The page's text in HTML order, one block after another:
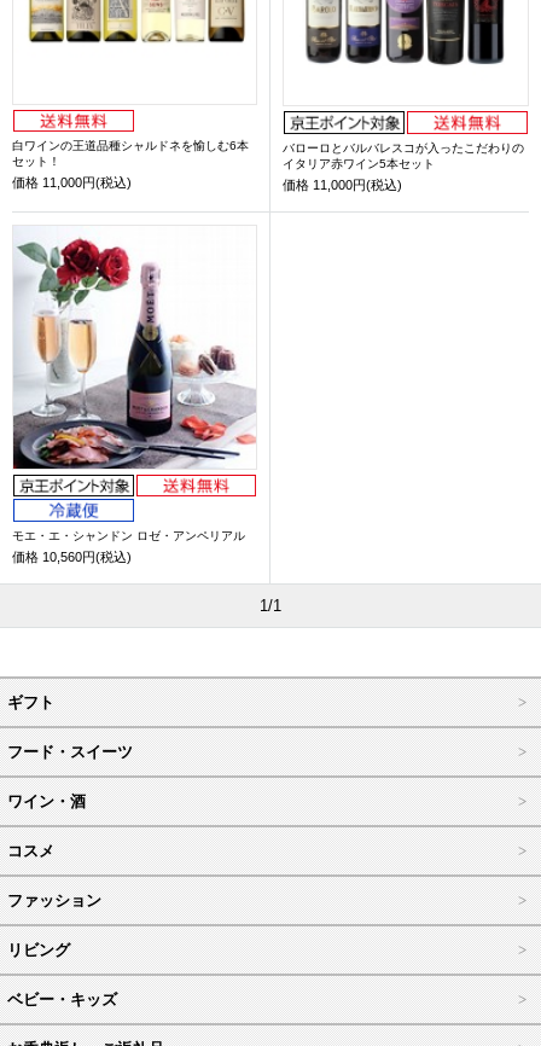
白ワインの王道品種シャルドネを愉しむ6本
セット！
価格 11,000円(税込)
バローロとバルバレスコが入ったこだわりの
イタリア赤ワイン5本セット
価格 11,000円(税込)
モエ・エ・シャンドン ロゼ・アンペリアル
価格 10,560円(税込)
1/1
ギフト
フード・スイーツ
ワイン・酒
コスメ
ファッション
リビング
ベビー・キッズ